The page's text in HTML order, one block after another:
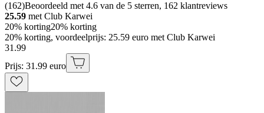
(162)Beoordeeld met 4.6 van de 5 sterren, 162 klantreviews
25.59 met Club Karwei
20% korting20% korting
20% korting, voordeelprijs: 25.59 euro met Club Karwei
31 .99
Prijs: 31.99 euro